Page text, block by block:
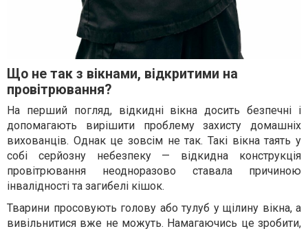
Що не так з вікнами, відкритими на
провітрювання?
На перший погляд, відкидні вікна досить безпечні і
допомагають вирішити проблему захисту домашніх
вихованців. Однак це зовсім не так. Такі вікна таять у
собі серйозну небезпеку — відкидна конструкція
провітрювання неодноразово ставала причиною
інвалідності та загибелі кішок.
Тварини просовують голову або тулуб у щілину вікна, а
вивільнитися вже не можуть. Намагаючись це зробити,